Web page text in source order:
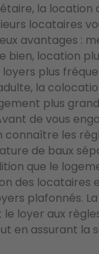
la location
locataires
avantages :
bien, location
plus
la
plus
de vous
les
de baux
que le
des locataires
plafonnés. La
le loyer aux
en assurant la